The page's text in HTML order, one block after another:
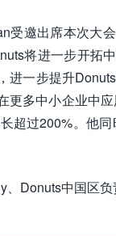
受邀出席本次大
将进一步开拓
一步提升
多中小企业中
超过200%。他
Donuts中国区负